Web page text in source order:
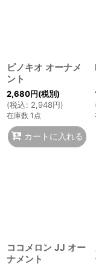
ピノキオ オーナメ
ント
2,680円(税別)
(税込: 2,948円)
在庫数 1点
カートに入れる
ココメロン JJ オー
ナメント